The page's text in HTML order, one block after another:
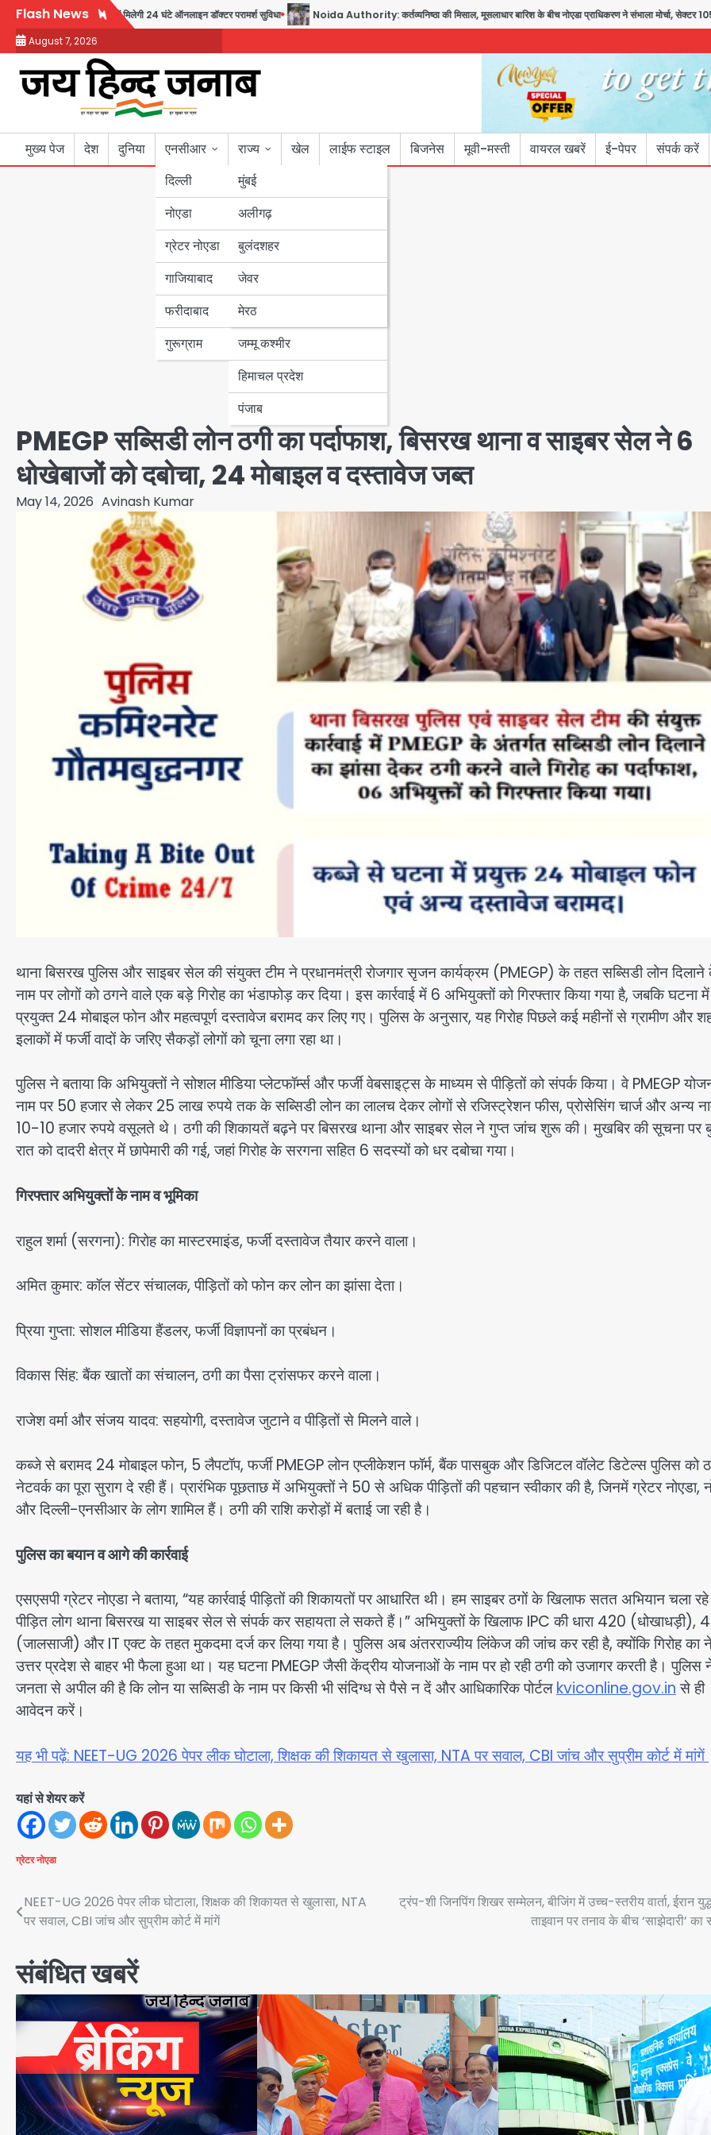
Skip
content
Flash News
30 रुपये में मिलेगी 24 घंटे ऑनलाइन डॉक्टर परामर्श सुविधा Noida Authority: कर्तव्यनिष्ठा की मिसाल, मूसलाधार बारिश के बीच नोएडा प्राधिकरण ने संभाला मोर्चा, सेक्टर 105 आरडब्ल्यूए
August 7, 2026
मुख्य पेज देश दुनिया
एनसीआर
दिल्ली
नोएडा
ग्रेटर नोएडा
गाजियाबाद
फरीदाबाद
गुरूग्राम
राज्य
मुंबई
उत्तर प्रदेश
अलीगढ़
बुलंदशहर
जेवर
मेरठ
बिहार
पंजाब
हरियाणा
जम्मू कश्मीर
हिमाचल प्रदेश
पंजाब
खेल लाईफ स्टाइल बिजनेस मूवी-मस्ती वायरल खबरें ई-पेपर संपर्क करें
PMEGP सब्सिडी लोन ठगी का पर्दाफाश, बिसरख थाना व साइबर सेल ने 6
धोखेबाजों को दबोचा, 24 मोबाइल व दस्तावेज जब्त
May 14, 2026 Avinash Kumar
थाना बिसरख पुलिस और साइबर सेल की संयुक्त टीम ने प्रधानमंत्री रोजगार सृजन कार्यक्रम (PMEGP) के तहत सब्सिडी लोन
नाम पर लोगों को ठगने वाले एक बड़े गिरोह का भंडाफोड़ कर दिया। इस कार्रवाई में 6 अभियुक्तों को गिरफ्तार किया गया है, जबकि घटना में
प्रयुक्त 24 मोबाइल फोन और महत्वपूर्ण दस्तावेज बरामद कर लिए गए। पुलिस के अनुसार, यह गिरोह पिछले कई महीनों से ग्रामीण और
इलाकों में फर्जी वादों के जरिए सैकड़ों लोगों को चूना लगा रहा था।
पुलिस ने बताया कि अभियुक्तों ने सोशल मीडिया प्लेटफॉर्म्स और फर्जी वेबसाइट्स के माध्यम से पीड़ितों को संपर्क किया। वे PMEGP
नाम पर 50 हजार से लेकर 25 लाख रुपये तक के सब्सिडी लोन का लालच देकर लोगों से रजिस्ट्रेशन फीस, प्रोसेसिंग चार्ज और अन्य
10-10 हजार रुपये वसूलते थे। ठगी की शिकायतें बढ़ने पर बिसरख थाना और साइबर सेल ने गुप्त जांच शुरू की। मुखबिर की सूचना पर
रात को दादरी क्षेत्र में छापेमारी की गई, जहां गिरोह के सरगना सहित 6 सदस्यों को धर दबोचा गया।
गिरफ्तार अभियुक्तों के नाम व भूमिका
राहुल शर्मा (सरगना): गिरोह का मास्टरमाइंड, फर्जी दस्तावेज तैयार करने वाला।
अमित कुमार: कॉल सेंटर संचालक, पीड़ितों को फोन कर लोन का झांसा देता।
प्रिया गुप्ता: सोशल मीडिया हैंडलर, फर्जी विज्ञापनों का प्रबंधन।
विकास सिंह: बैंक खातों का संचालन, ठगी का पैसा ट्रांसफर करने वाला।
राजेश वर्मा और संजय यादव: सहयोगी, दस्तावेज जुटाने व पीड़ितों से मिलने वाले।
कब्जे से बरामद 24 मोबाइल फोन, 5 लैपटॉप, फर्जी PMEGP लोन एप्लीकेशन फॉर्म, बैंक पासबुक और डिजिटल वॉलेट डिटेल्स पुलिस को
नेटवर्क का पूरा सुराग दे रही हैं। प्रारंभिक पूछताछ में अभियुक्तों ने 50 से अधिक पीड़ितों की पहचान स्वीकार की है, जिनमें ग्रेटर नोएडा,
और दिल्ली-एनसीआर के लोग शामिल हैं। ठगी की राशि करोड़ों में बताई जा रही है।
पुलिस का बयान व आगे की कार्रवाई
एसएसपी ग्रेटर नोएडा ने बताया, “यह कार्रवाई पीड़ितों की शिकायतों पर आधारित थी। हम साइबर ठगों के खिलाफ सतत अभियान चला
पीड़ित लोग थाना बिसरख या साइबर सेल से संपर्क कर सहायता ले सकते हैं।” अभियुक्तों के खिलाफ IPC की धारा 420 (धोखाधड़ी),
(जालसाजी) और IT एक्ट के तहत मुकदमा दर्ज कर लिया गया है। पुलिस अब अंतरराज्यीय लिंकेज की जांच कर रही है, क्योंकि गिरोह का
उत्तर प्रदेश से बाहर भी फैला हुआ था। यह घटना PMEGP जैसी केंद्रीय योजनाओं के नाम पर हो रही ठगी को उजागर करती है। पुलिस
जनता से अपील की है कि लोन या सब्सिडी के नाम पर किसी भी संदिग्ध से पैसे न दें और आधिकारिक पोर्टलkviconline.gov.inसे ही
आवेदन करें।
यह भी पढ़ें: NEET-UG 2026 पेपर लीक घोटाला, शिक्षक की शिकायत से खुलासा, NTA पर सवाल, CBI जांच और सुप्रीम कोर्ट में मांगें
यहां से शेयर करें
ग्रेटर नोएडा
Post
navigation
NEET-UG 2026 पेपर लीक घोटाला, शिक्षक की शिकायत से खुलासा, NTA
पर सवाल, CBI जांच और सुप्रीम कोर्ट में मांगें
ट्रंप-शी जिनपिंग शिखर सम्मेलन, बीजिंग में उच्च-स्तरीय वार्ता, ईरान
ताइवान पर तनाव के बीच ‘साझेदारी’
संबंधित खबरें